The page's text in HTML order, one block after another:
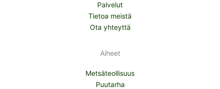
Palvelut
Tietoa meistä
Ota yhteyttä
Aiheet
Metsäteollisuus
Puutarha